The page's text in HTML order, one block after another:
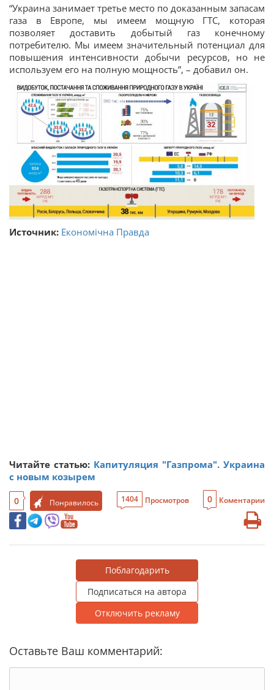
“Украина занимает третье место по доказанным запасам
газа в Европе, мы имеем мощную ГТС, которая
позволяет доставить добытый газ конечному
потребителю. Мы имеем значительный потенциал для
повышения интенсивности добычи ресурсов, но не
используем его на полную мощность”, – добавил он.
Источник: Економічна Правда
Читайте статью: Капитуляция "Газпрома". Украина
с новым козырем
0 Понравилось 1404 Просмотров 0 Коментарии
Поблагодарить
Подписаться на автора
Отключить рекламу
Оставьте Ваш комментарий: